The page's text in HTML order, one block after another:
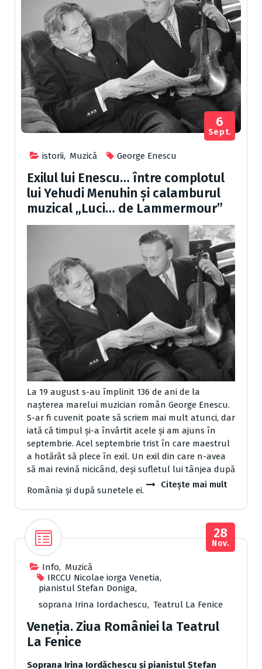
istorii, Muzică George Enescu
6
Sept.
Exilul lui Enescu… între complotul
lui Yehudi Menuhin și calamburul
muzical „Luci… de Lammermour”
La 19 august s-au împlinit 136 de ani de la
naşterea marelui muzician român George Enescu.
S-ar fi cuvenit poate să scriem mai mult atunci, dar
iată că timpul şi-a învârtit acele şi am ajuns în
septembrie. Acel septembrie trist în care maestrul
a hotărât să plece în exil. Un exil din care n-avea
să mai revină nicicând, deşi sufletul lui tânjea după
România şi după sunetele ei.
Citește mai mult
Info, Muzică
IRCCU Nicolae iorga Venetia,
pianistul Stefan Doniga,
soprana Irina Iordachescu, Teatrul La Fenice
28
Nov.
Veneția. Ziua României la Teatrul
La Fenice
Soprana Irina Iordăchescu și pianistul Ștefan